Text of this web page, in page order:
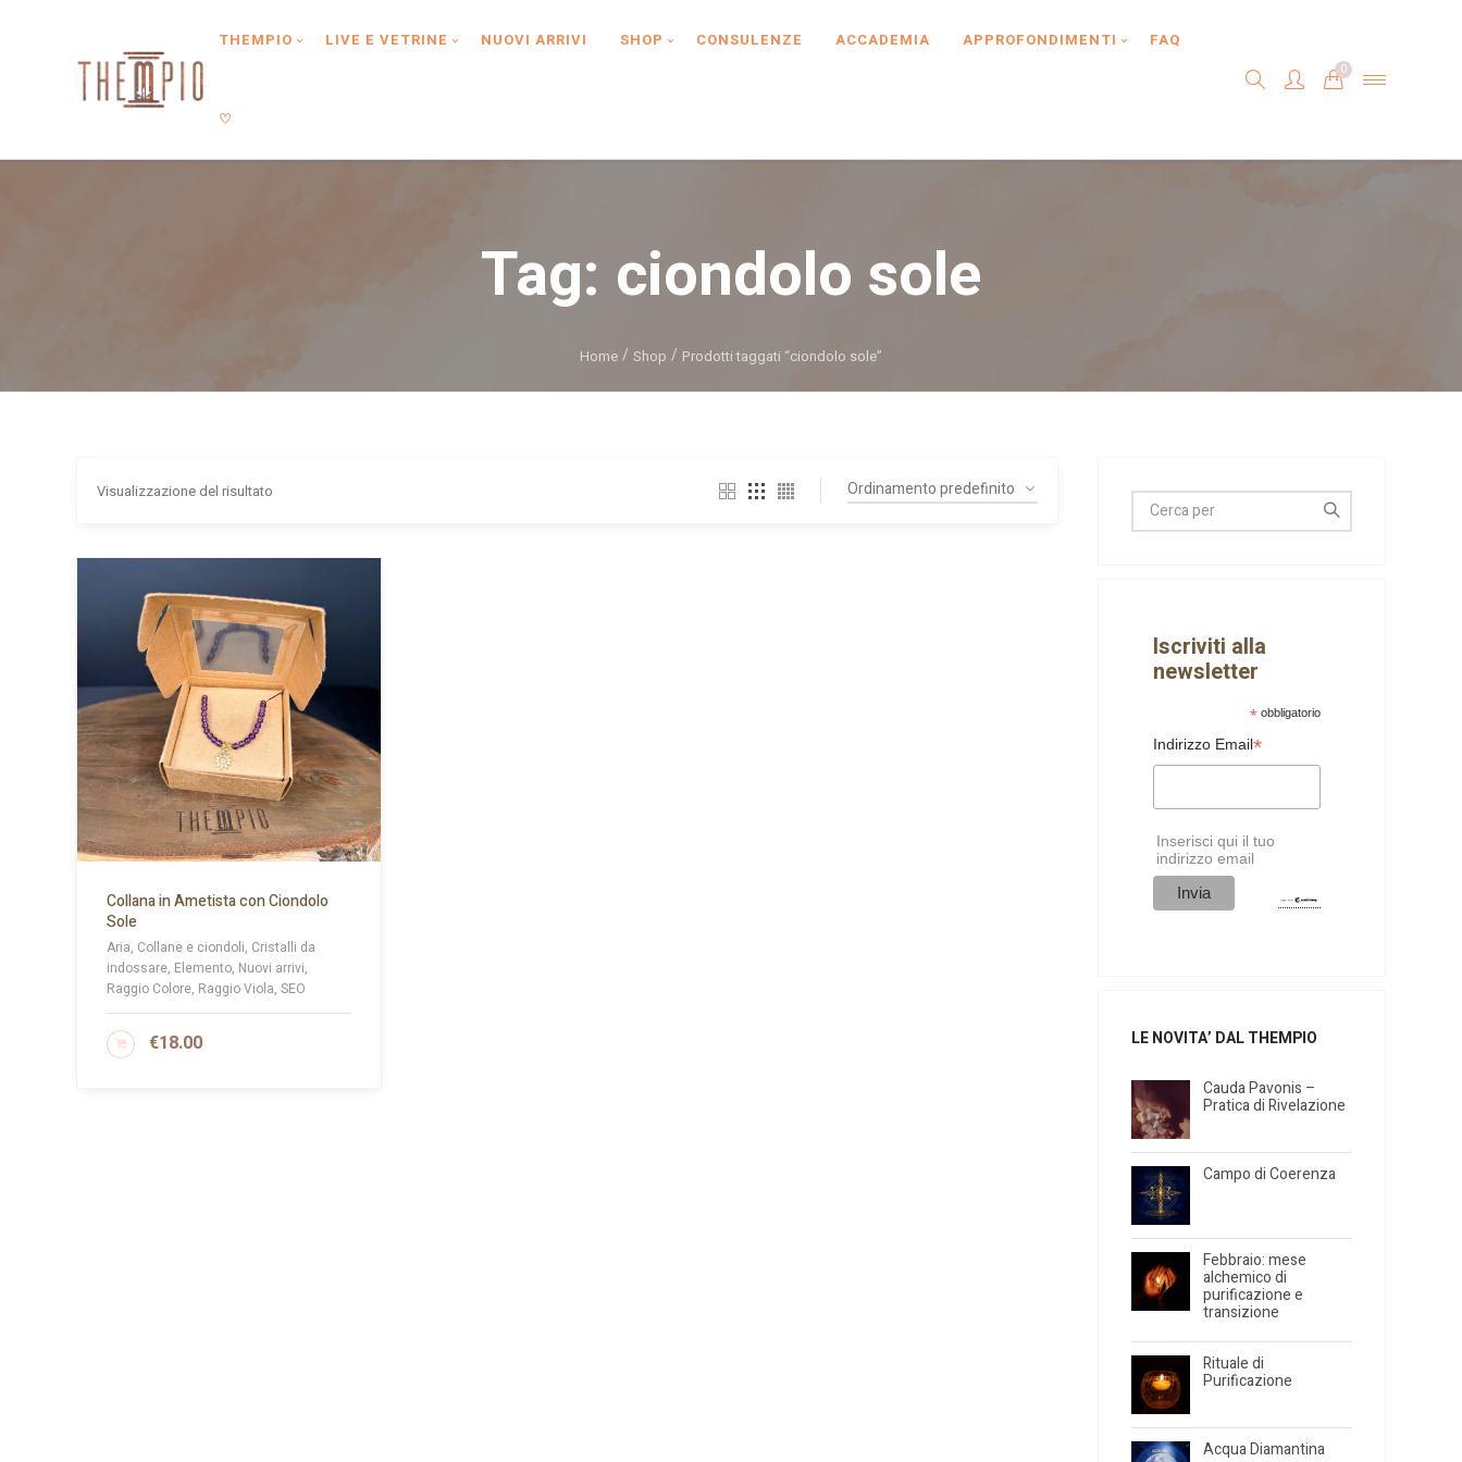
Type anything to search, then press enter or Search Button
THEMPIO LIVE E VETRINE NUOVI ARRIVI SHOP CONSULENZE ACCADEMIA APPROFONDIMENTI FAQ
♡
0
Tag: ciondolo sole
Home Shop Prodotti taggati “ciondolo sole”
Visualizzazione del risultato
Collana in Ametista con Ciondolo
Sole
Aria, Collane e ciondoli, Cristalli da
indossare, Elemento, Nuovi arrivi,
Raggio Colore, Raggio Viola, SEO
€18.00
AGGIUNGI AL CARRELLO
Iscriviti alla
newsletter
*obbligatorio
Indirizzo Email*
Inserisci qui il tuo
indirizzo email
LE NOVITA’ DAL THEMPIO
Cauda Pavonis –
Pratica di Rivelazione
Campo di Coerenza
Febbraio: mese
alchemico di
purificazione e
transizione
Rituale di
Purificazione
Acqua Diamantina